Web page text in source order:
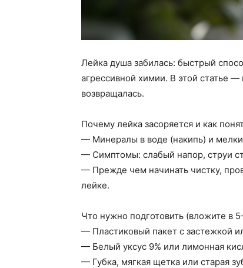
Лейка душа забилась: быстрый
агрессивной химии. В этой статье
возвращалась.
Почему лейка засоряется и как
— Минералы в воде (накипь) и
— Симптомы: слабый напор, струи
— Прежде чем начинать чистку,
лейке.
Что нужно подготовить (вложите в
— Пластиковый пакет с застежкой
— Белый уксус 9% или лимонная
— Губка, мягкая щетка или старая